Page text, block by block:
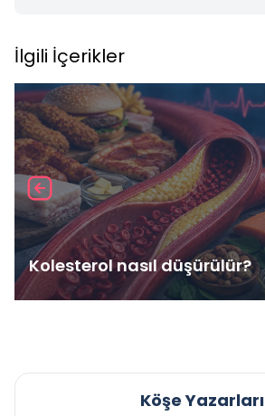
İlgili İçerikler
Kolesterol nasıl düşürülür?
Köşe Yazarları